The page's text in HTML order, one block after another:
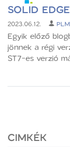
SOLID
2023.06.12.
Egyik előző
jönnek a régi
ST7-es verzió
CIMKÉK